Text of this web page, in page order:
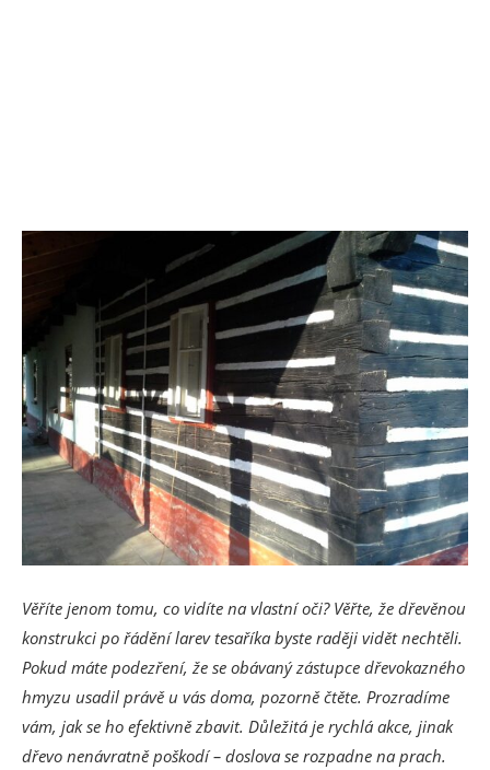
Věříte jenom tomu, co vidíte na vlastní oči? Věřte, že dřevěnou
konstrukci po řádění larev tesaříka byste raději vidět nechtěli.
Pokud máte podezření, že se obávaný zástupce dřevokazného
hmyzu usadil právě u vás doma, pozorně čtěte. Prozradíme
vám, jak se ho efektivně zbavit. Důležitá je rychlá akce, jinak
dřevo nenávratně poškodí – doslova se rozpadne na prach.